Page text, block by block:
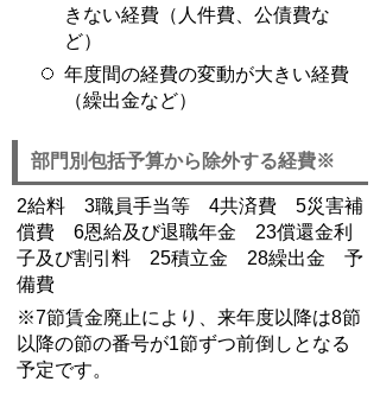
きない経費（人件費、公債費な
ど）
年度間の経費の変動が大きい経費
（繰出金など）
部門別包括予算から除外する経費※
2給料 3職員手当等 4共済費 5災害補
償費 6恩給及び退職年金 23償還金利
子及び割引料 25積立金 28繰出金 予
備費
※7節賃金廃止により、来年度以降は8節
以降の節の番号が1節ずつ前倒しとなる
予定です。